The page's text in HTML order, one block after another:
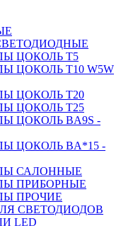
ЦОКОЛЬ T5
ЦОКОЛЬ T10 W5W
ЦОКОЛЬ T20
ЦОКОЛЬ T25
ЦОКОЛЬ BA9S -
ЦОКОЛЬ BA*15 -
САЛОННЫЕ
ПРИБОРНЫЕ
ПРОЧИЕ
СВЕТОДИОДОВ
LED